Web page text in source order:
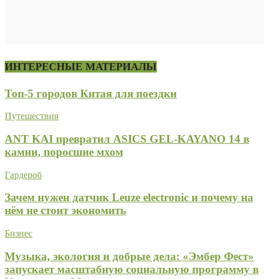
ИНТЕРЕСНЫЕ МАТЕРИАЛЫ
Топ-5 городов Китая для поездки
Путешествия
ANT KAI превратил ASICS GEL-KAYANO 14 в
камни, поросшие мхом
Гардероб
Зачем нужен датчик Leuze electronic и почему на
нём не стоит экономить
Бизнес
Музыка, экология и добрые дела: «Эмбер Фест»
запускает масштабную социальную программу в